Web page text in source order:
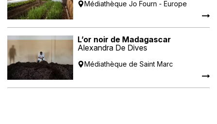
Médiathèque Jo Fourn - Europe
L’or noir de Madagascar
Alexandra De Dives
Médiathèque de Saint Marc